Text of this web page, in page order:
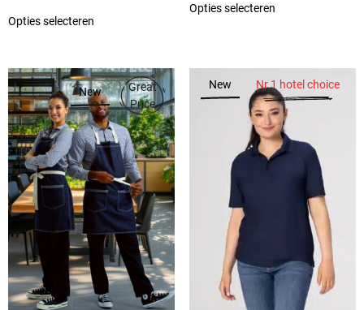
Opties selecteren
Opties selecteren
New
Great
Price
New Nr 1 hotel choice